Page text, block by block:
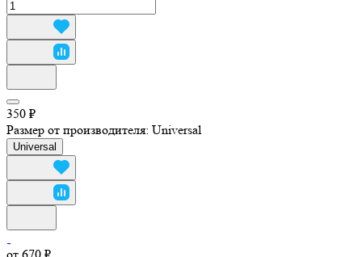
350 ₽
Размер от производителя: Universal
Universal